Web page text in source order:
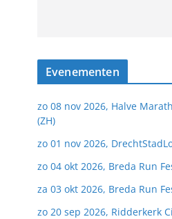
Evenementen
zo 08 nov 2026, Halve
(ZH)
zo 01 nov 2026,
zo 04 okt 2026, Breda Run
za 03 okt 2026, Breda Run
zo 20 sep 2026, Ridderkerk